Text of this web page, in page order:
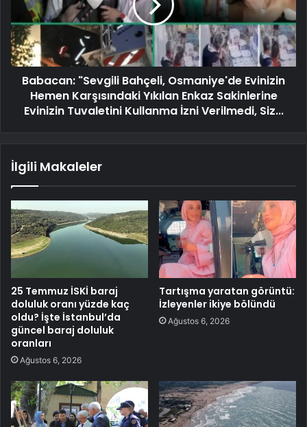
Babacan: "Sevgili Bahçeli, Osmaniye'de Evinizin
Hemen Karşısındaki Yıkılan Enkaz Sakinlerine
Evinizin Tuvaletini Kullanma İzni Verilmedi, Siz...
İlgili Makaleler
25 Temmuz İSKİ baraj
doluluk oranı yüzde kaç
oldu? İşte İstanbul’da
güncel baraj doluluk
oranları
Ağustos 6, 2026
Tartışma yaratan görüntü:
İzleyenler ikiye bölündü
Ağustos 6, 2026